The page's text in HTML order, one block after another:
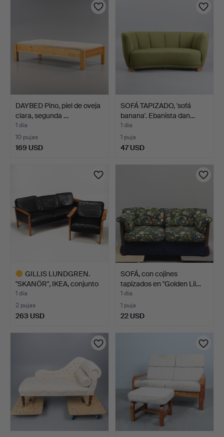
DAYBED Pino, piel de oveja
clara, segunda …
1 día
10 pujas
169 USD
SOFÁ TAPIZADO, 'sofá
banana'. Ebanista dan…
1 día
1 puja
47 USD
GILLIS LUNDGREN.
"SKANÖR", IKEA, conjunto
…
1 día
2 pujas
263 USD
SOFÁ, con cojines
tapizados en "Golden Lil…
1 día
1 puja
22 USD